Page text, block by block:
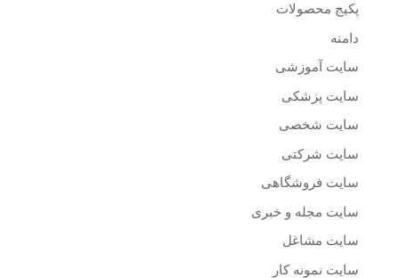
پکیج محصولات
دامنه
سایت آموزشی
سایت پزشکی
سایت شخصی
سایت شرکتی
سایت فروشگاهی
سایت مجله و خبری
سایت مشاغل
سایت نمونه کار